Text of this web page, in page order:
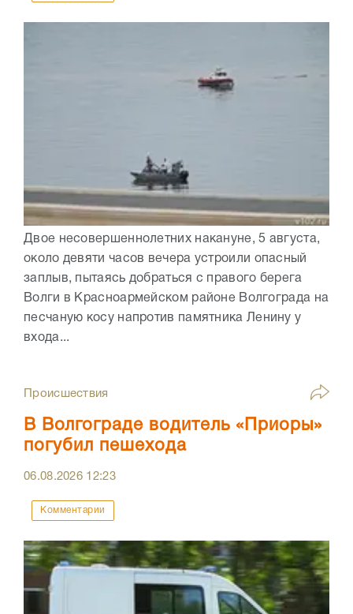
Двое несовершеннолетних накануне, 5 августа,
около девяти часов вечера устроили опасный
заплыв, пытаясь добраться с правого берега
Волги в Красноармейском районе Волгограда на
песчаную косу напротив памятника Ленину у
входа...
Происшествия
В Волгограде водитель «Приоры»
погубил пешехода
06.08.2026 12:23
Комментарии